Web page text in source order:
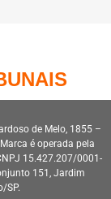
de Melo, 1855 –
é operada pela
15.427.207/0001-
151, Jardim
SP.